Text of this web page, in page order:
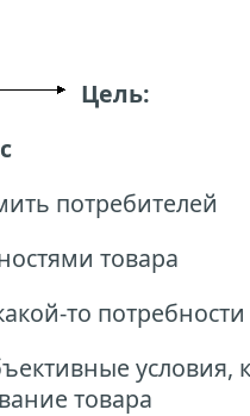
Цель:
потребителей
товара
то потребности
условия,
товара